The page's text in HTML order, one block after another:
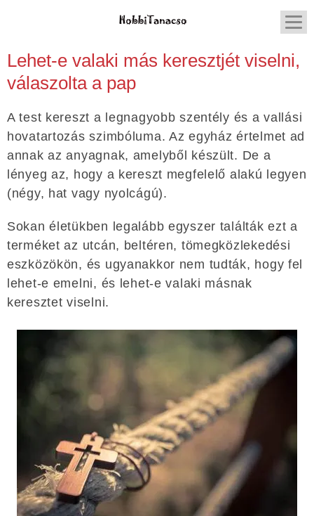
Lehet-e valaki más keresztjét viselni,
válaszolta a pap
A test kereszt a legnagyobb szentély és a vallási
hovatartozás szimbóluma. Az egyház értelmet ad
annak az anyagnak, amelyből készült. De a
lényeg az, hogy a kereszt megfelelő alakú legyen
(négy, hat vagy nyolcágú).
Sokan életükben legalább egyszer találták ezt a
terméket az utcán, beltéren, tömegközlekedési
eszközökön, és ugyanakkor nem tudták, hogy fel
lehet-e emelni, és lehet-e valaki másnak
keresztet viselni.